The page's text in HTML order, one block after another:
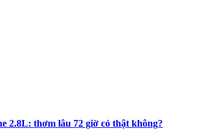
2.8L: thơm lâu 72 giờ có thật không?